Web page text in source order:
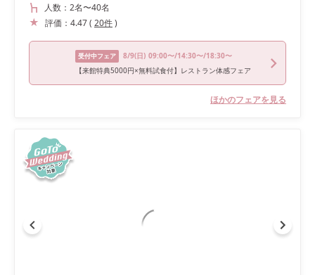
人数： 2名〜40名
評価： 4.47( 20件)
受付中フェア 8/9(日) 09:00〜/14:30〜/18:30〜
【来館特典5000円×無料試食付】レストラン体感フェア
ほかのフェアを見る